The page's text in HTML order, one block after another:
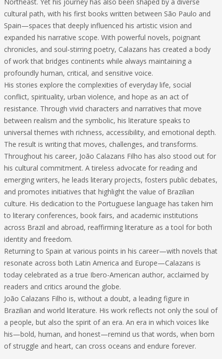
cultural path, with his first books written between São Paulo and
Spain—spaces that deeply influenced his artistic vision and
expanded his narrative scope. With powerful novels, poignant
chronicles, and soul-stirring poetry, Calazans has created a body
of work that bridges continents while always maintaining a
profoundly human, critical, and sensitive voice.
His stories explore the complexities of everyday life, social
conflict, spirituality, urban violence, and hope as an act of
resistance. Through vivid characters and narratives that move
between realism and the symbolic, his literature speaks to
universal themes with richness, accessibility, and emotional depth.
The result is writing that moves, challenges, and transforms.
Throughout his career, João Calazans Filho has also stood out for
his cultural commitment. A tireless advocate for reading and
emerging writers, he leads literary projects, fosters public debates,
and promotes initiatives that highlight the value of Brazilian
culture. His dedication to the Portuguese language has taken him
to literary conferences, book fairs, and academic institutions
across Brazil and abroad, reaffirming literature as a tool for both
identity and freedom.
Returning to Spain at various points in his career—with novels that
resonate across both Latin America and Europe—Calazans is
today celebrated as a true Ibero-American author, acclaimed by
readers and critics around the globe.
João Calazans Filho is, without a doubt, a leading figure in
Brazilian and world literature. His work reflects not only the soul of
a people, but also the spirit of an era. An era in which voices like
his—bold, human, and honest—remind us that words, when born
of struggle and heart, can cross oceans and endure forever.